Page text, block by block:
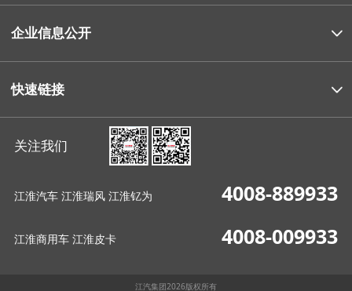
企业信息公开
快速链接
关注我们
江淮汽车 江淮瑞风 江淮钇为 4008-889933
江淮商用车 江淮皮卡 4008-009933
江汽集团2026版权所有